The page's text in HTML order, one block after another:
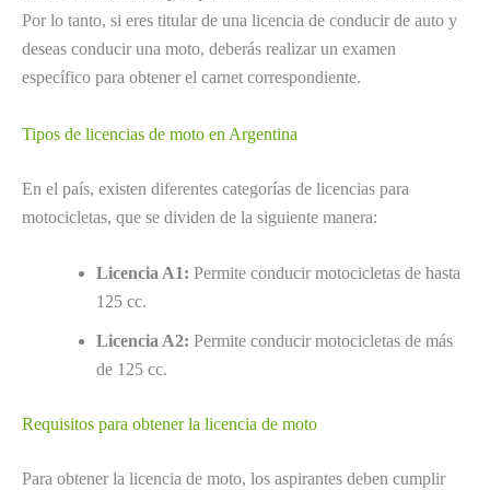
Por lo tanto, si eres titular de una licencia de conducir de auto y
deseas conducir una moto, deberás realizar un examen
específico para obtener el carnet correspondiente.
Tipos de licencias de moto en Argentina
En el país, existen diferentes categorías de licencias para
motocicletas, que se dividen de la siguiente manera:
Licencia A1: Permite conducir motocicletas de hasta
125 cc.
Licencia A2: Permite conducir motocicletas de más
de 125 cc.
Requisitos para obtener la licencia de moto
Para obtener la licencia de moto, los aspirantes deben cumplir